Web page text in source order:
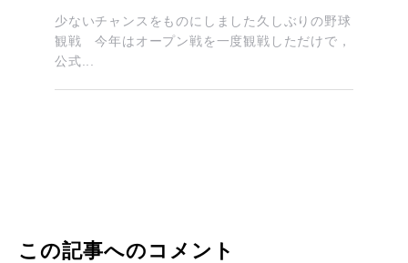
少ないチャンスをものにしました久しぶりの野球
観戦 今年はオープン戦を一度観戦しただけで，
公式...
この記事へのコメント